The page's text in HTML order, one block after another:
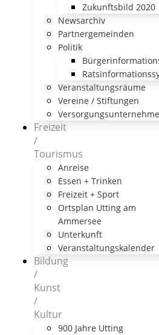
Zukunftsbild 2020
Newsarchiv
Partnergemeinden
Politik
Veranstaltungsräume
Vereine / Stiftungen
Freizeit
/
Tourismus
Anreise
Essen + Trinken
Freizeit + Sport
Ortsplan Utting am
Ammersee
Unterkunft
Veranstaltungskalender
Bildung
/
Kunst
/
Kultur
900 Jahre Utting